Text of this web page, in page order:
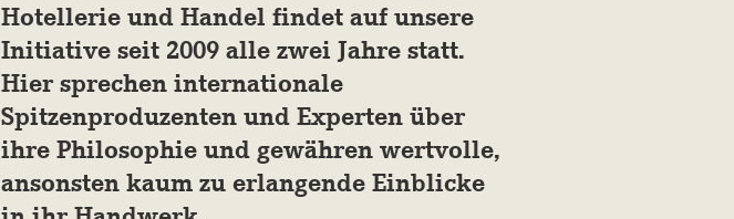
Hotellerie und Handel findet auf unsere
Initiative seit 2009 alle zwei Jahre statt.
Hier sprechen internationale
Spitzenproduzenten und Experten über
ihre Philosophie und gewähren wertvolle,
ansonsten kaum zu erlangende Einblicke